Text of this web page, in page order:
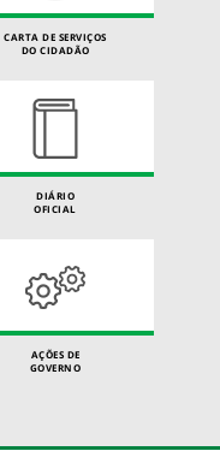
CARTA DE SERVIÇOS
DO CIDADÃO
DIÁRIO
OFICIAL
AÇÕES DE
GOVERNO